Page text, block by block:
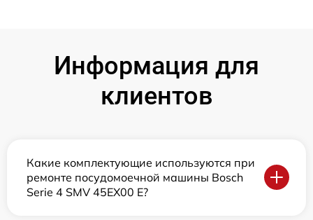
Информация для
клиентов
Какие комплектующие используются при
ремонте посудомоечной машины Bosch
Serie 4 SMV 45EX00 E?